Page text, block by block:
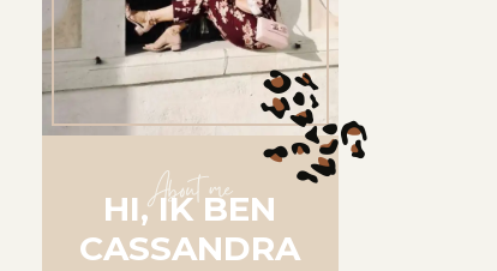
About me
HI, IK BEN
CASSANDRA